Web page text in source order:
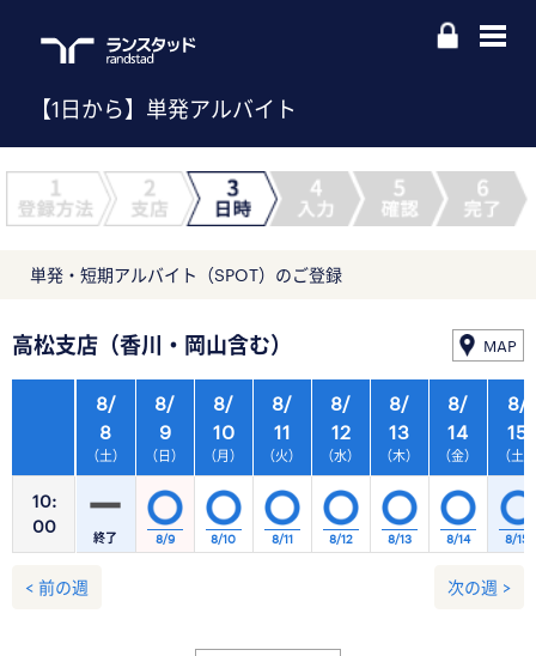
【1日から】単発アルバイト
単発・短期アルバイト（SPOT）のご登録
高松支店（香川・岡山含む） MAP
10:
00
8/
8
（土）
8/
9
（日）
8/
10
（月）
8/
11
（火）
8/
12
（水）
8/
13
（木）
8/
14
（金）
終了 8/9 8/10 8/11 8/12 8/13 8/14
8/
15
（土）
8/15
< 前の週 次の週 >